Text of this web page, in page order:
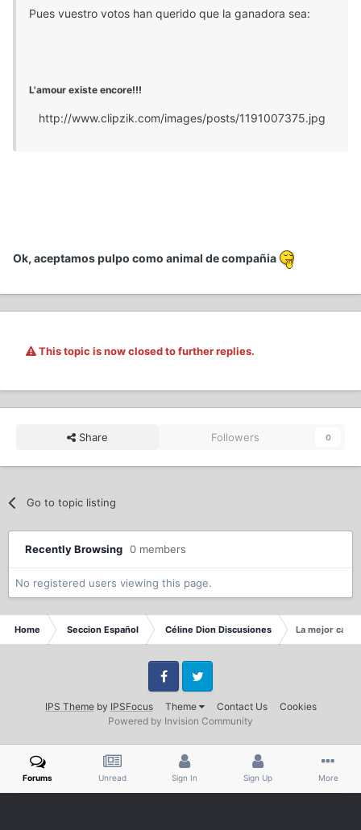
Pues vuestro votos han querido que la ganadora sea:
L'amour existe encore!!!
http://www.clipzik.com/images/posts/1191007375.jpg
Ok, aceptamos pulpo como animal de compañia
This topic is now closed to further replies.
Share Followers 0
Go to topic listing
Recently Browsing 0 members
No registered users viewing this page.
Home Seccion Español Céline Dion Discusiones La mejor
IPS Themeby IPSFocus Theme Contact Us Cookies
FacebookTwitter
Powered by Invision Community
Forums Unread Sign In Sign Up More